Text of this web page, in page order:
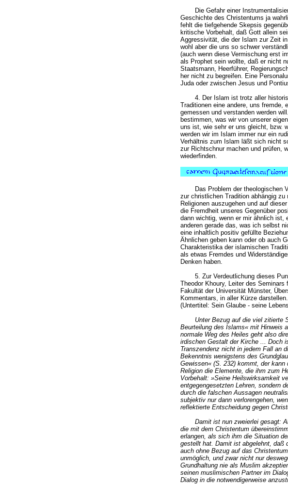
Die Gefahr einer
Geschichte des Christentums ja
fehlt die tiefgehende Skepsis
kritische Vorbehalt, daß Gott allein
Aggressivität, die der Islam zur Zeit
wohl aber die uns so schwer
(auch wenn diese Vermischung erst
als Prophet sein wollte, daß er nicht
Staatsmann, Heerführer,
her nicht zu begreifen. Eine
Juda oder zwischen Jesus und
4. Der Islam ist trotz aller
Traditionen eine andere, uns fremde,
gemessen und verstanden werden
bestimmen, was wir von unserer
uns ist, wie sehr er uns gleicht, bzw.
werden wir im Islam immer nur ein
Verhältnis zum Islam läßt sich nicht
zur Richtschnur machen und prüfen,
wiederfinden.
Das Problem der theologischen
zur christlichen Tradition abhängig
Religionen auszugehen und auf
die Fremdheit unseres Gegenüber
dann wichtig, wenn er mir ähnlich ist,
anderen gerade das, was ich selbst
eine inhaltlich positiv gefüllte
Ähnlichen geben kann oder ob auch
Charakteristika der islamischen
als etwas Fremdes und
Denken haben.
5. Zur Verdeutlichung dieses
Theodor Khoury, Leiter des
Fakultät der Universität Münster,
Kommentars, in aller Kürze
(Untertitel: Sein Glaube - seine
Unter Bezug auf die viel zitierte
Beurteilung des Islams« mit Hinweis
normale Weg des Heiles geht also
irdischen Gestalt der Kirche ... Doch
Transzendenz nicht in jedem Fall an
Bekenntnis wenigstens des
Gewissen« (S. 232) kommt, der
Religion die Elemente, die ihm zum
Vorbehalt: »Seine Heilswirksamkeit
entgegengesetzten Lehren, sondern
durch die falschen Aussagen
subjektiv nur dann verlorengehen,
reflektierte Entscheidung gegen
Damit ist nun zweierlei gesagt:
die mit dem Christentum
erlangen, als sich ihm die Situation
gestellt hat. Damit ist abgelehnt, daß
auch ohne Bezug auf das
unmöglich, und zwar nicht nur
Grundhaltung nie als Muslim
seinen muslimischen Partner im
Dialog in die notwendigerweise